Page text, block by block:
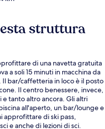
struttura
di una navetta gratuita
a soli 15 minuti in macchina da
bar/caffetteria in loco è il posto
Il centro benessere, invece,
tanto altro ancora. Gli altri
all'aperto, un bar/lounge e
approfittare di ski pass,
e anche di lezioni di sci.